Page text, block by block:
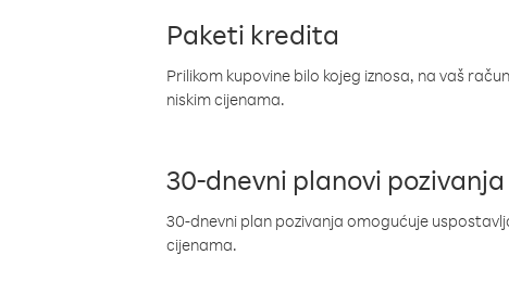
Paketi kredita
Prilikom kupovine bilo kojeg iznosa, na vaš
niskim cijenama.
30-dnevni planovi pozivanja
30-dnevni plan pozivanja omogućuje
cijenama.